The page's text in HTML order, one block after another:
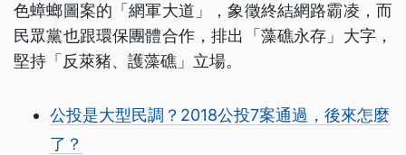
色蟑螂圖案的「網軍大道」，象徵終結網路霸凌，而
民眾黨也跟環保團體合作，排出「藻礁永存」大字，
堅持「反萊豬、護藻礁」立場。
公投是大型民調？2018公投7案通過，後來怎麼
了？